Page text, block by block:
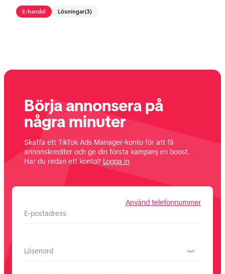
E-handel Lösningar(3)
Börja annonsera på
några minuter
Skaffa ett TikTok Ads Manager-konto för att få
annonskrediter och ge din första kampanj en boost.
Har du redan ett konto? Logga in
E-postadress
Använd telefonnummer
Lösenord